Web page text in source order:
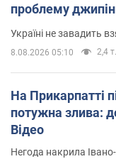
проблему
Україні не завадить
8.08.2026 05:10 2,4 т.
На Прикарпатті
потужна злива:
Відео
Негода накрила